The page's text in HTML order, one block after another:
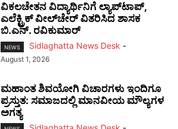
ವಿಕಲಚೇತನ ವಿದ್ಯಾರ್ಥಿನಿಗೆ ಲ್ಯಾಪ್‌ಟಾಪ್,
ಎಲೆಕ್ಟ್ರಿಕ್ ವೀಲ್‌ಚೇರ್ ವಿತರಿಸಿದ ಶಾಸಕ
ಬಿ.ಎನ್. ರವಿಕುಮಾರ್
NEWS Sidlaghatta News Desk -
August 1, 2026
ಮಹಾಂತ ಶಿವಯೋಗಿ ವಿಚಾರಗಳು ಇಂದಿಗೂ
ಪ್ರಸ್ತುತ: ಸಮಾಜದಲ್ಲಿ ಮಾನವೀಯ ಮೌಲ್ಯಗಳ
ಅಗತ್ಯ